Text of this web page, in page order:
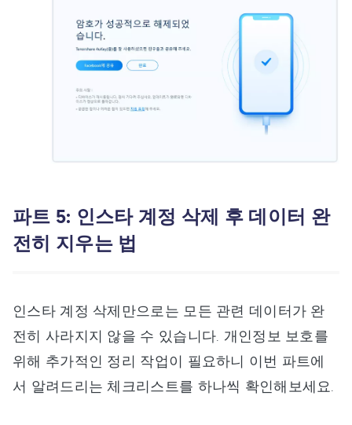
파트 5: 인스타 계정 삭제 후 데이터 완
전히 지우는 법
인스타 계정 삭제만으로는 모든 관련 데이터가 완
전히 사라지지 않을 수 있습니다. 개인정보 보호를
위해 추가적인 정리 작업이 필요하니 이번 파트에
서 알려드리는 체크리스트를 하나씩 확인해보세요.